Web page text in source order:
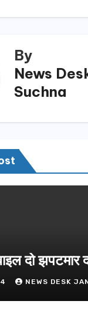
By
News
Suchna
दो झपटमार
NEWS DESK